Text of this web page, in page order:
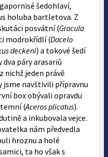
šedohlaví,
holuba bartletova. Z
posvátní (Gracula
modrokřídlí (Dacelo
deckeni) a tokové šedí
dva páry arasariů
nichž jeden právě
jsme navštivili přípravnu
box obývali opravdu
(Aceros plicatus).
a inkubovala vejce.
nám předvedla
hroznu a holé
ta ho však s